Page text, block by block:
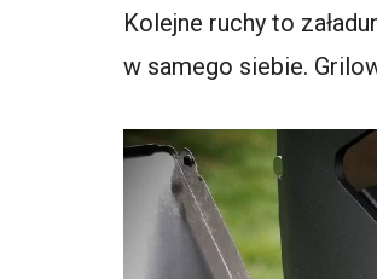
Kolejne ruchy to
w samego siebie.